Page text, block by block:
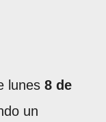
lunes 8 de
un